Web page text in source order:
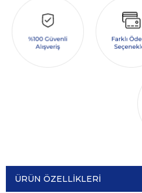
ÜRÜN ÖZELLIKLERI